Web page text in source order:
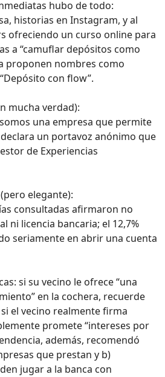
hubo de todo:
historias en Instagram, y al
ofreciendo un curso online para
a “camuflar depósitos como
proponen nombres como
con flow”.
mucha verdad):
una empresa que permite
un portavoz anónimo que
de Experiencias
elegante):
consultadas afirmaron no
ni licencia bancaria; el 12,7%
seriamente en abrir una cuenta
si su vecino le ofrece “una
en la cochera, recuerde
el vecino realmente firma
promete “intereses por
además, recomendó
que prestan y b)
jugar a la banca con